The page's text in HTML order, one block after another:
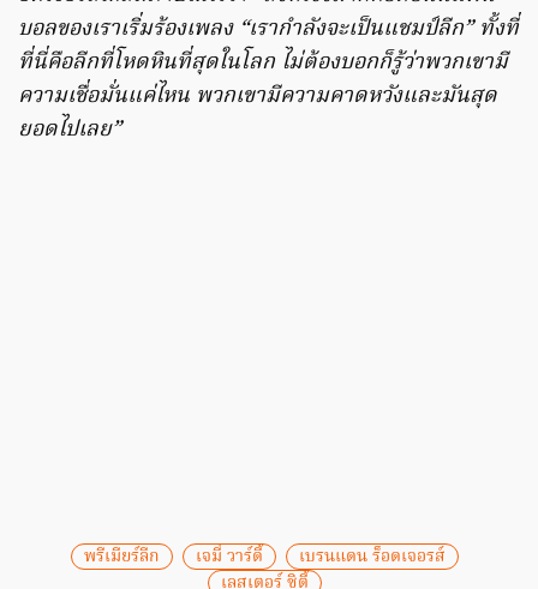
บอลของเราเริ่มร้องเพลง “เรากำลังจะเป็นแชมป์ลีก” ทั้งที่
ที่นี่คือลีกที่โหดหินที่สุดในโลก ไม่ต้องบอกก็รู้ว่าพวกเขามี
ความเชื่อมั่นแค่ไหน พวกเขามีความคาดหวังและมันสุด
ยอดไปเลย”
พรีเมียร์ลีก เจมี่ วาร์ดี้
เบรนแดน ร็อดเจอรส์
เลสเตอร์ ซิตี้